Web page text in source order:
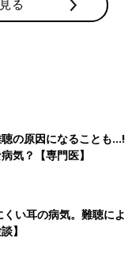
る
の原因になることも…!
気？【専門医】
い耳の病気。難聴によ
】